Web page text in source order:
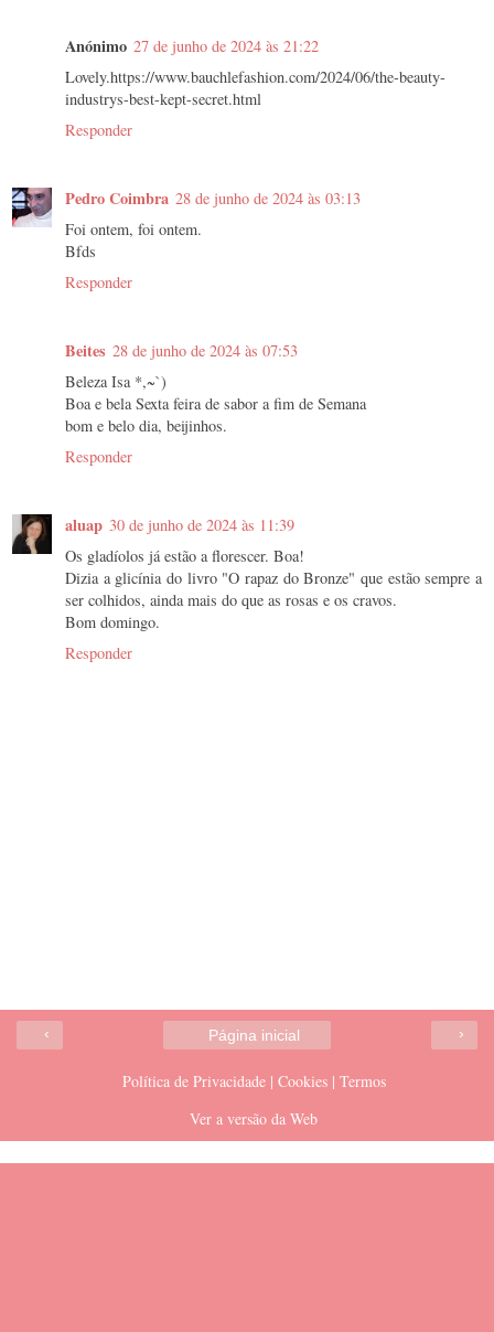
Anónimo 27 de junho de 2024 às 21:22
Lovely.https://www.bauchlefashion.com/2024/06/the-beauty-
industrys-best-kept-secret.html
Responder
Pedro Coimbra 28 de junho de 2024 às 03:13
Foi ontem, foi ontem.
Bfds
Responder
Beites 28 de junho de 2024 às 07:53
Beleza Isa *,~`)
Boa e bela Sexta feira de sabor a fim de Semana
bom e belo dia, beijinhos.
Responder
aluap 30 de junho de 2024 às 11:39
Os gladíolos já estão a florescer. Boa!
Dizia a glicínia do livro "O rapaz do Bronze" que estão sempre a
ser colhidos, ainda mais do que as rosas e os cravos.
Bom domingo.
Responder
‹ ›
Página inicial
Política de Privacidade | Cookies | Termos
Ver a versão da Web